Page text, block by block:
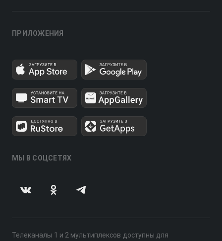
ПРИЛОЖЕНИЯ
МЫ В СОЦСЕТЯХ
Телеканалы 1 и 2 мультиплексов доступны для